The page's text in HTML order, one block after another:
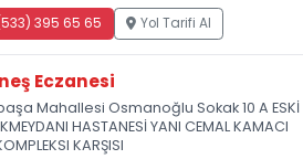
395 65 65 Yol Tarifi Al
Eczanesi
Mahallesi Osmanoğlu Sokak 10 A ESKİ
HASTANESİ YANI CEMAL KAMACI
KARŞISI